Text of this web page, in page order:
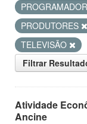
PRODUTORES
TELEVISÃO
Filtrar
Atividade
Ancine